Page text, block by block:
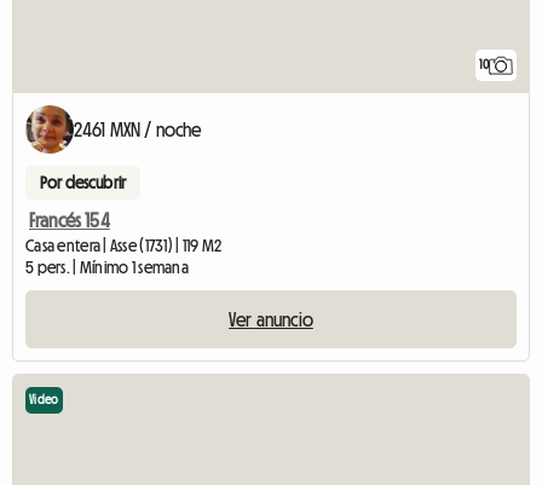
10
2461 MXN / noche
Por descubrir
Francés 154
Casa entera | Asse (1731) | 119 M2
5 pers. | Mínimo 1 semana
Ver anuncio
Video